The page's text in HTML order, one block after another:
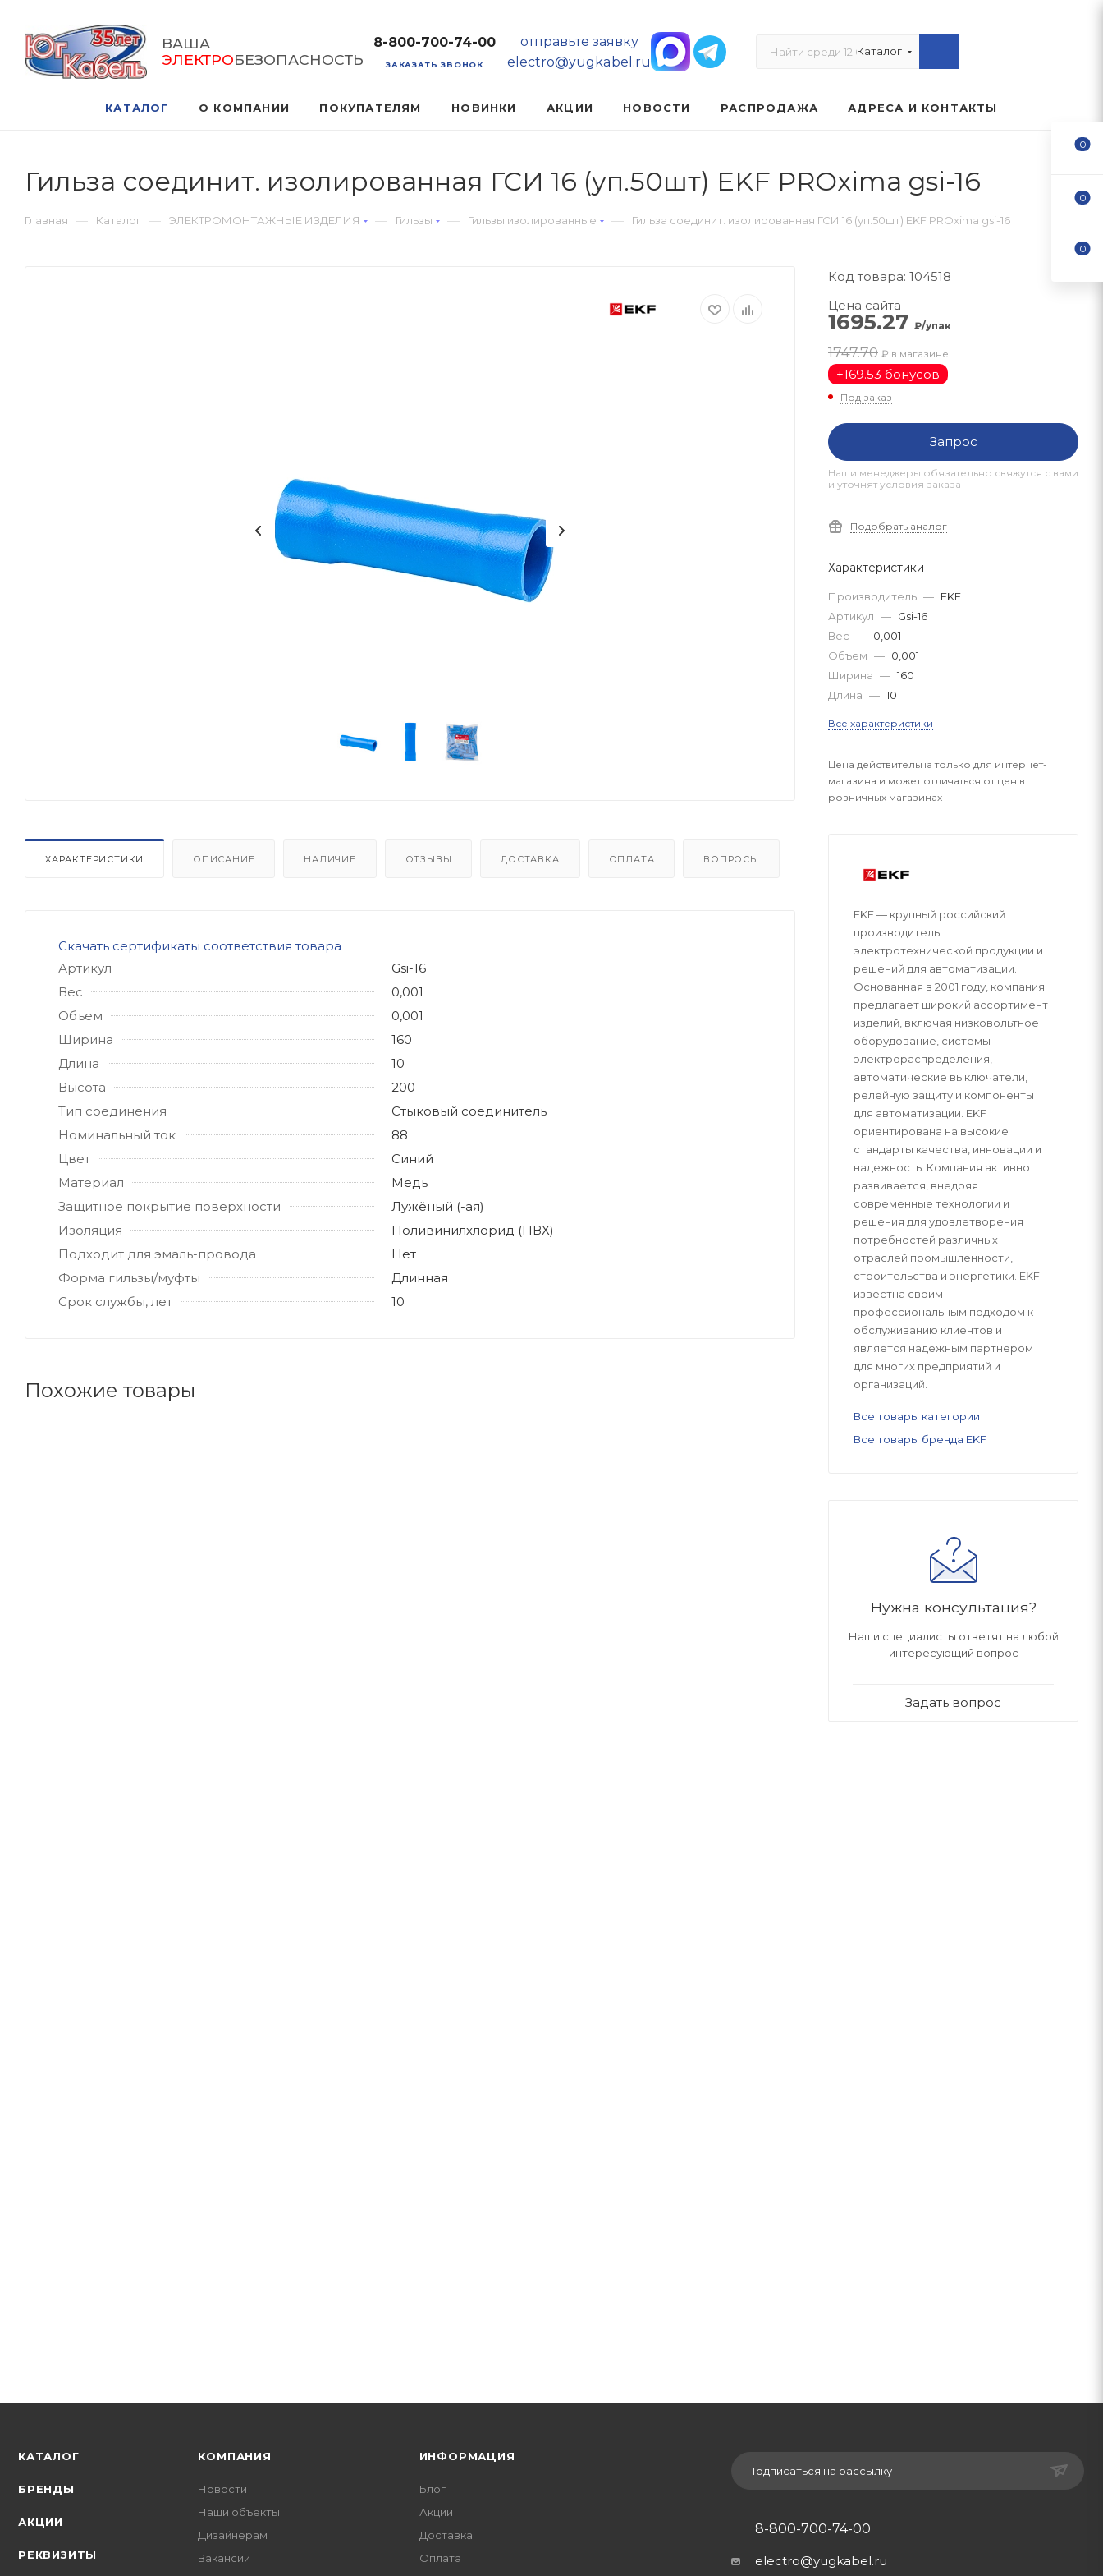
ВАША
ЭЛЕКТРОБЕЗОПАСНОСТЬ
8-800-700-74-00
ЗАКАЗАТЬ ЗВОНОК
отправьте заявку
electro@yugkabel.ru
Каталог
КАТАЛОГ О КОМПАНИИ ПОКУПАТЕЛЯМ НОВИНКИ АКЦИИ НОВОСТИ РАСПРОДАЖА АДРЕСА И КОНТАКТЫ
Гильза соединит. изолированная ГСИ 16 (уп.50шт) EKF PROxima gsi-16
Главная — Каталог — ЭЛЕКТРОМОНТАЖНЫЕ ИЗДЕЛИЯ — Гильзы — Гильзы изолированные — Гильза соединит. изолированная ГСИ 16 (уп.50шт) EKF PROxima gsi-16
ХАРАКТЕРИСТИКИ ОПИСАНИЕ НАЛИЧИЕ ОТЗЫВЫ ДОСТАВКА ОПЛАТА ВОПРОСЫ
Скачать сертификаты соответствия товара
Артикул
Gsi-16
Вес
0,001
Объем
0,001
Ширина
160
Длина
10
Высота
200
Тип соединения
Стыковый соединитель
Номинальный ток
88
Цвет
Синий
Материал
Медь
Защитное покрытие поверхности
Лужёный (-ая)
Изоляция
Поливинилхлорид (ПВХ)
Подходит для эмаль-провода
Нет
Форма гильзы/муфты
Длинная
Срок службы, лет
10
Похожие товары
Код товара: 104518
Цена сайта
1695.27 ₽/упак
1747.70 ₽ в магазине
+169.53 бонусов
Под заказ
Запрос
Наши менеджеры обязательно свяжутся с вами
и уточнят условия заказа
Подобрать аналог
Характеристики
Производитель — EKF
Артикул — Gsi-16
Вес — 0,001
Объем — 0,001
Ширина — 160
Длина — 10
Все характеристики
Цена действительна только для интернет-
магазина и может отличаться от цен в
розничных магазинах
EKF — крупный российский
производитель
электротехнической продукции и
решений для автоматизации.
Основанная в 2001 году, компания
предлагает широкий ассортимент
изделий, включая низковольтное
оборудование, системы
электрораспределения,
автоматические выключатели,
релейную защиту и компоненты
для автоматизации. EKF
ориентирована на высокие
стандарты качества, инновации и
надежность. Компания активно
развивается, внедряя
современные технологии и
решения для удовлетворения
потребностей различных
отраслей промышленности,
строительства и энергетики. EKF
известна своим
профессиональным подходом к
обслуживанию клиентов и
является надежным партнером
для многих предприятий и
организаций.
Все товары категории
Все товары бренда EKF
Нужна консультация?
Наши специалисты ответят на любой
интересующий вопрос
Задать вопрос
КАТАЛОГ
БРЕНДЫ
АКЦИИ
РЕКВИЗИТЫ
КОМПАНИЯ
Новости
Наши объекты
Дизайнерам
Вакансии
ИНФОРМАЦИЯ
Блог
Акции
Доставка
Оплата
Подписаться на рассылку
8-800-700-74-00
electro@yugkabel.ru
0
0
0